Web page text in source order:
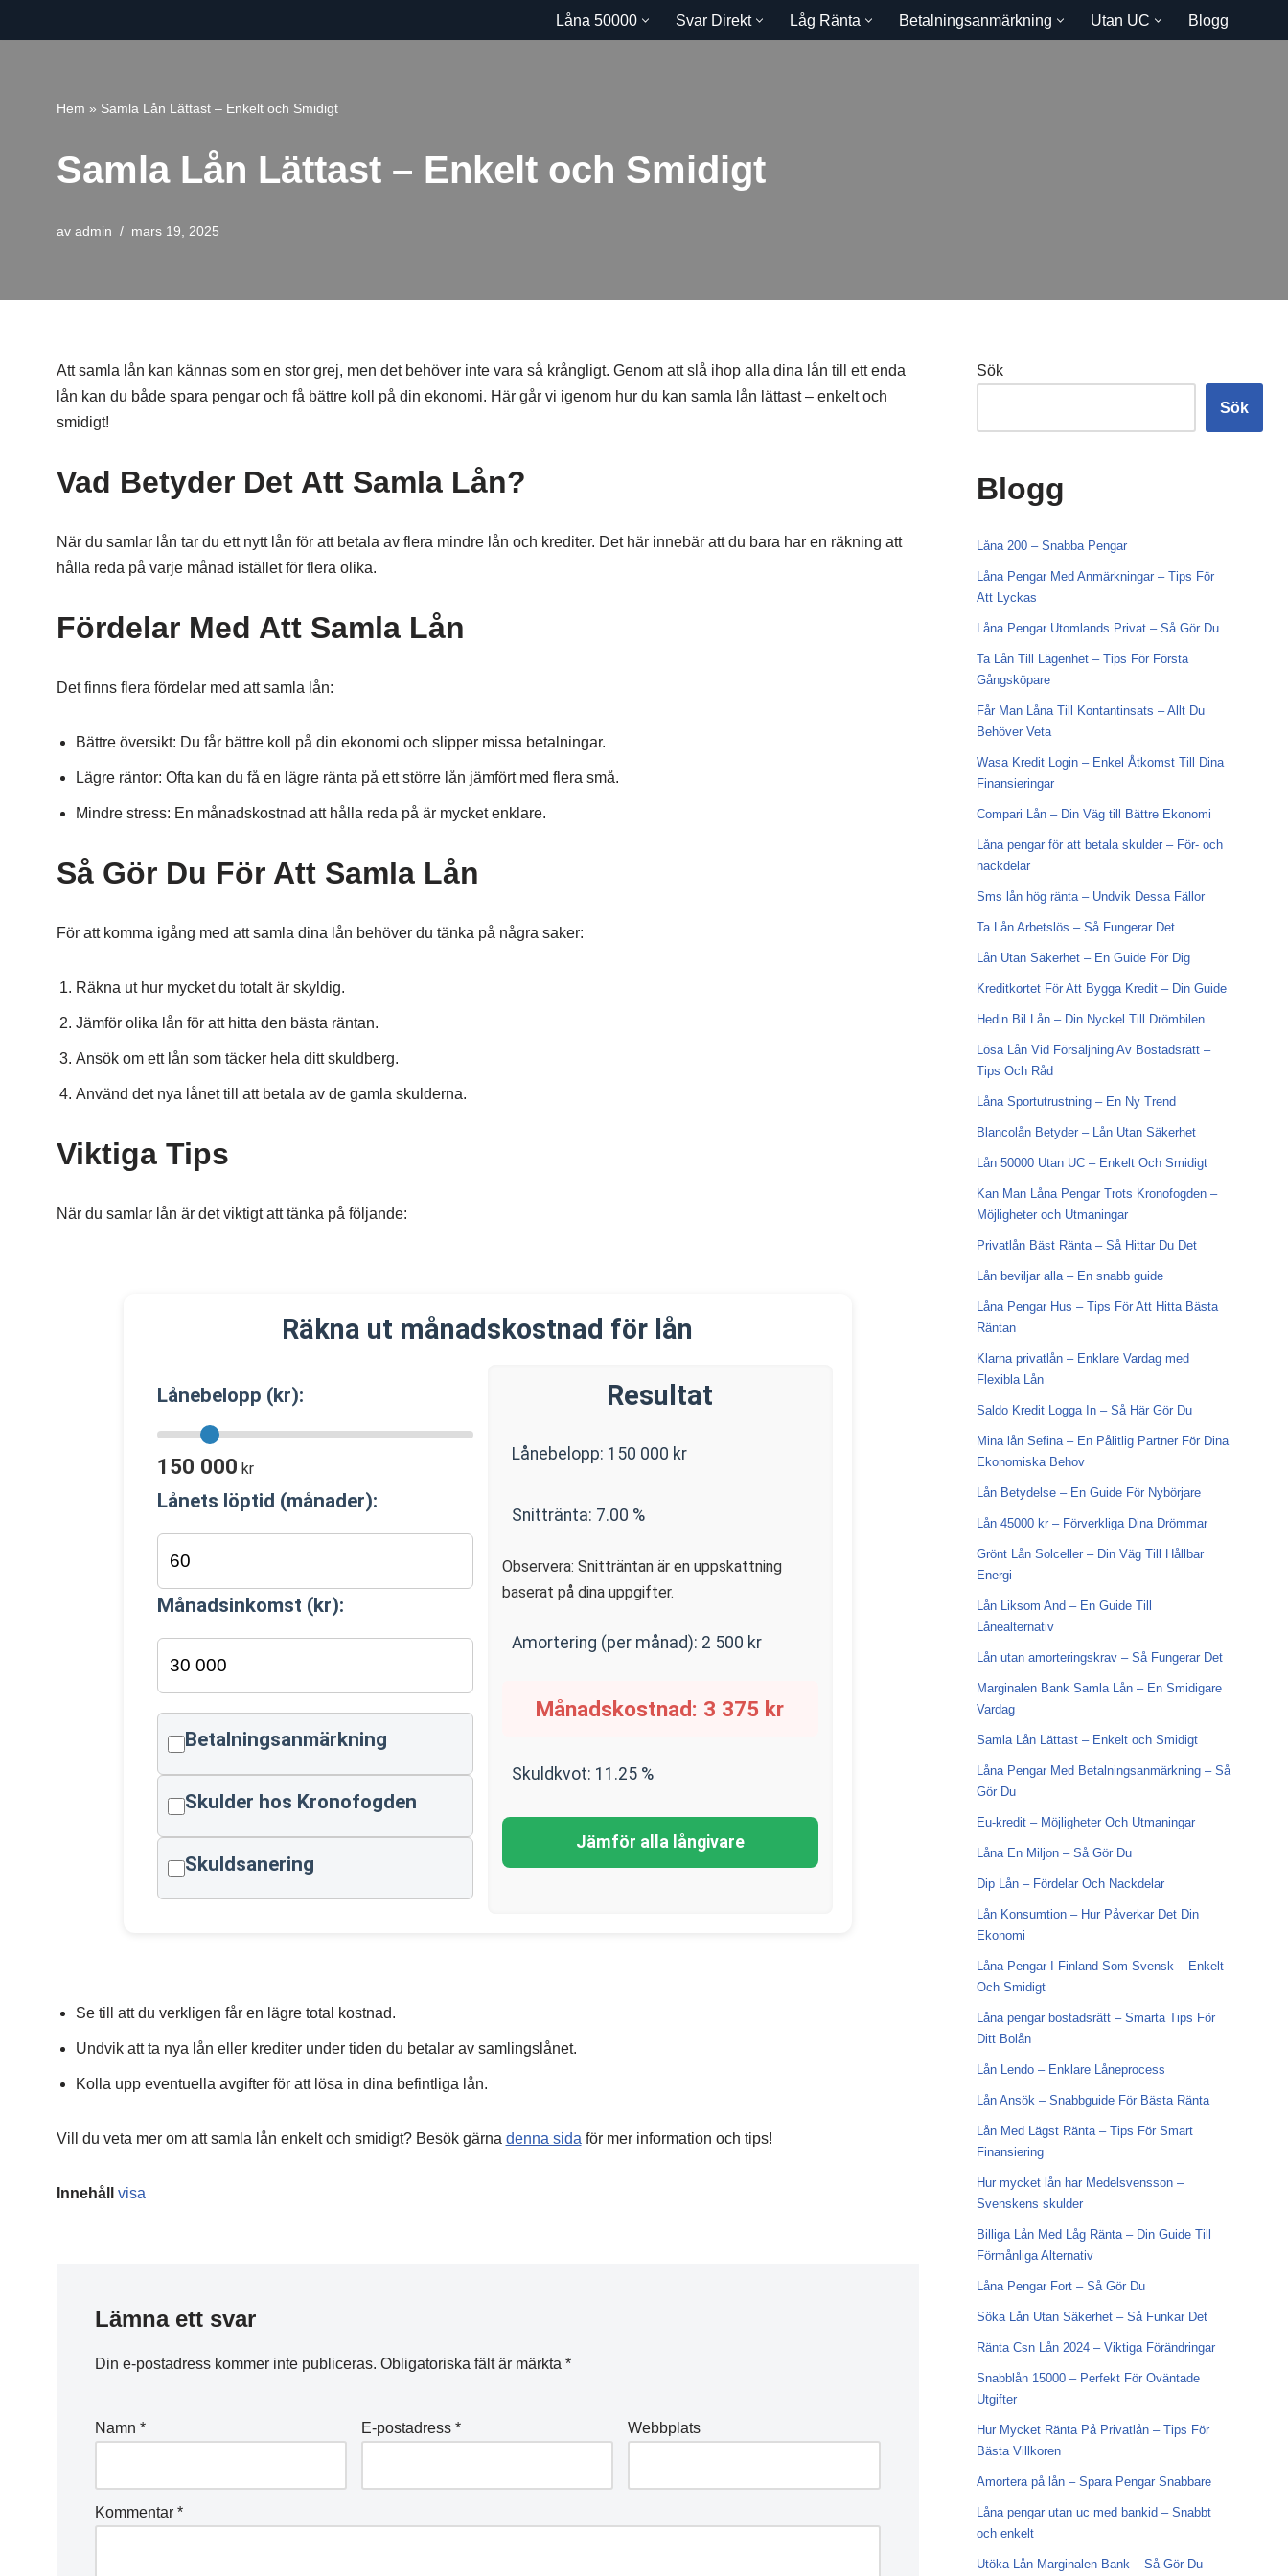
innehåll
Låna 50000 Svar Direkt Låg Ränta Betalningsanmärkning Utan UC Blogg
Hem » Samla Lån Lättast – Enkelt och Smidigt
Samla Lån Lättast – Enkelt och Smidigt
av admin mars 19, 2025
Att samla lån kan kännas som en stor grej, men det behöver inte vara så krångligt. Genom att slå ihop alla dina lån till ett enda
lån kan du både spara pengar och få bättre koll på din ekonomi. Här går vi igenom hur du kan samla lån lättast – enkelt och
smidigt!
Vad Betyder Det Att Samla Lån?
När du samlar lån tar du ett nytt lån för att betala av flera mindre lån och krediter. Det här innebär att du bara har en räkning att
hålla reda på varje månad istället för flera olika.
Fördelar Med Att Samla Lån
Det finns flera fördelar med att samla lån:
Bättre översikt: Du får bättre koll på din ekonomi och slipper missa betalningar.
Lägre räntor: Ofta kan du få en lägre ränta på ett större lån jämfört med flera små.
Mindre stress: En månadskostnad att hålla reda på är mycket enklare.
Så Gör Du För Att Samla Lån
För att komma igång med att samla dina lån behöver du tänka på några saker:
Räkna ut hur mycket du totalt är skyldig.
Jämför olika lån för att hitta den bästa räntan.
Ansök om ett lån som täcker hela ditt skuldberg.
Använd det nya lånet till att betala av de gamla skulderna.
Viktiga Tips
När du samlar lån är det viktigt att tänka på följande:
Räkna ut månadskostnad för lån
Lånebelopp (kr):
150 000 kr
Lånets löptid (månader):
Månadsinkomst (kr):
Betalningsanmärkning
Skulder hos Kronofogden
Skuldsanering
Resultat
Lånebelopp: 150 000 kr
Snittränta: 7.00 %
Observera: Snitträntan är en uppskattning
baserat på dina uppgifter.
Amortering (per månad): 2 500 kr
Månadskostnad: 3 375 kr
Skuldkvot: 11.25%
Jämför alla långivare
Se till att du verkligen får en lägre total kostnad.
Undvik att ta nya lån eller krediter under tiden du betalar av samlingslånet.
Kolla upp eventuella avgifter för att lösa in dina befintliga lån.
Vill du veta mer om att samla lån enkelt och smidigt? Besök gärna denna sida för mer information och tips!
Innehåll visa
Lämna ett svar
Din e-postadress kommer inte publiceras. Obligatoriska fält är märkta *
Namn * E-postadress * Webbplats
Kommentar *
Sök
Sök
Blogg
Låna 200 – Snabba Pengar
Låna Pengar Med Anmärkningar – Tips För
Att Lyckas
Låna Pengar Utomlands Privat – Så Gör Du
Ta Lån Till Lägenhet – Tips För Första
Gångsköpare
Får Man Låna Till Kontantinsats – Allt Du
Behöver Veta
Wasa Kredit Login – Enkel Åtkomst Till Dina
Finansieringar
Compari Lån – Din Väg till Bättre Ekonomi
Låna pengar för att betala skulder – För- och
nackdelar
Sms lån hög ränta – Undvik Dessa Fällor
Ta Lån Arbetslös – Så Fungerar Det
Lån Utan Säkerhet – En Guide För Dig
Kreditkortet För Att Bygga Kredit – Din Guide
Hedin Bil Lån – Din Nyckel Till Drömbilen
Lösa Lån Vid Försäljning Av Bostadsrätt –
Tips Och Råd
Låna Sportutrustning – En Ny Trend
Blancolån Betyder – Lån Utan Säkerhet
Lån 50000 Utan UC – Enkelt Och Smidigt
Kan Man Låna Pengar Trots Kronofogden –
Möjligheter och Utmaningar
Privatlån Bäst Ränta – Så Hittar Du Det
Lån beviljar alla – En snabb guide
Låna Pengar Hus – Tips För Att Hitta Bästa
Räntan
Klarna privatlån – Enklare Vardag med
Flexibla Lån
Saldo Kredit Logga In – Så Här Gör Du
Mina lån Sefina – En Pålitlig Partner För Dina
Ekonomiska Behov
Lån Betydelse – En Guide För Nybörjare
Lån 45000 kr – Förverkliga Dina Drömmar
Grönt Lån Solceller – Din Väg Till Hållbar
Energi
Lån Liksom And – En Guide Till
Lånealternativ
Lån utan amorteringskrav – Så Fungerar Det
Marginalen Bank Samla Lån – En Smidigare
Vardag
Samla Lån Lättast – Enkelt och Smidigt
Låna Pengar Med Betalningsanmärkning – Så
Gör Du
Eu-kredit – Möjligheter Och Utmaningar
Låna En Miljon – Så Gör Du
Dip Lån – Fördelar Och Nackdelar
Lån Konsumtion – Hur Påverkar Det Din
Ekonomi
Låna Pengar I Finland Som Svensk – Enkelt
Och Smidigt
Låna pengar bostadsrätt – Smarta Tips För
Ditt Bolån
Lån Lendo – Enklare Låneprocess
Lån Ansök – Snabbguide För Bästa Ränta
Lån Med Lägst Ränta – Tips För Smart
Finansiering
Hur mycket lån har Medelsvensson –
Svenskens skulder
Billiga Lån Med Låg Ränta – Din Guide Till
Förmånliga Alternativ
Låna Pengar Fort – Så Gör Du
Söka Lån Utan Säkerhet – Så Funkar Det
Ränta Csn Lån 2024 – Viktiga Förändringar
Snabblån 15000 – Perfekt För Oväntade
Utgifter
Hur Mycket Ränta På Privatlån – Tips För
Bästa Villkoren
Amortera på lån – Spara Pengar Snabbare
Låna pengar utan uc med bankid – Snabbt
och enkelt
Utöka Lån Marginalen Bank – Så Gör Du